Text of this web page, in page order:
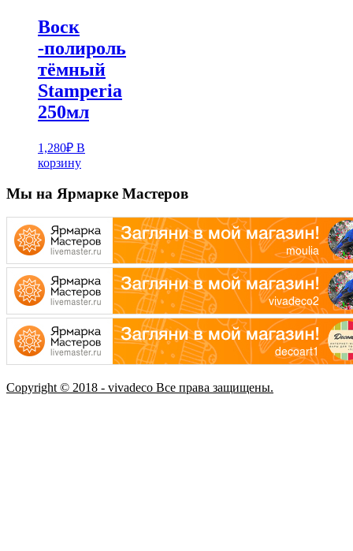
Воск
-полироль
тёмный
Stamperia
250мл
1,280₽ В
корзину
Мы на Ярмарке Мастеров
Copyright © 2018 - vivadeco Все права защищены.